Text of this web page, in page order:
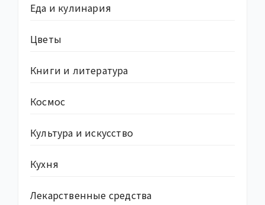
Еда и кулинария
Цветы
Книги и литература
Космос
Культура и искусство
Кухня
Лекарственные средства